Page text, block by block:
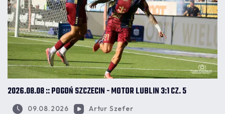
2026.08.08 :: POGOŃ SZCZECIN - MOTOR LUBLIN 3:1 CZ. 5
09.08.2026 Artur Szefer